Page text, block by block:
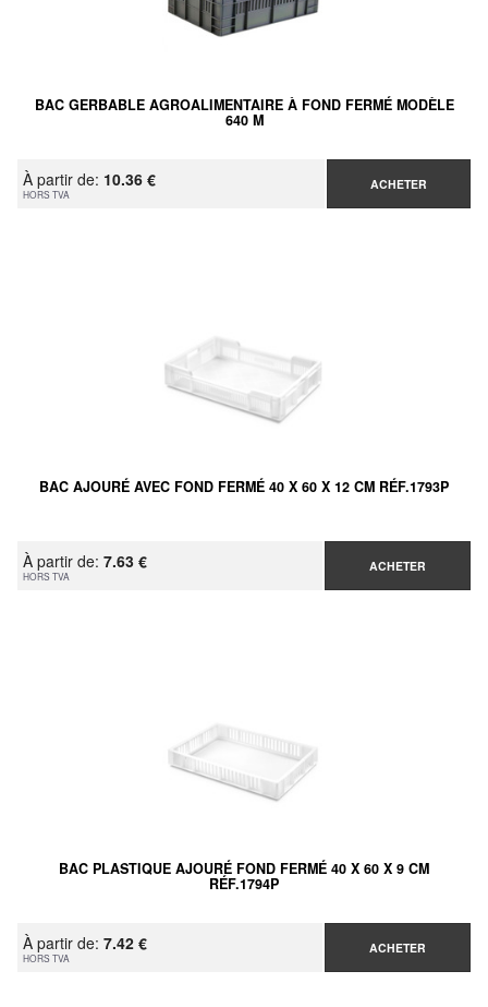
BAC GERBABLE AGROALIMENTAIRE À FOND FERMÉ MODÈLE
640 M
À partir de: 10.36 €
HORS TVA
ACHETER
BAC AJOURÉ AVEC FOND FERMÉ 40 X 60 X 12 CM RÉF.1793P
À partir de: 7.63 €
HORS TVA
ACHETER
BAC PLASTIQUE AJOURÉ FOND FERMÉ 40 X 60 X 9 CM
RÉF.1794P
À partir de: 7.42 €
HORS TVA
ACHETER